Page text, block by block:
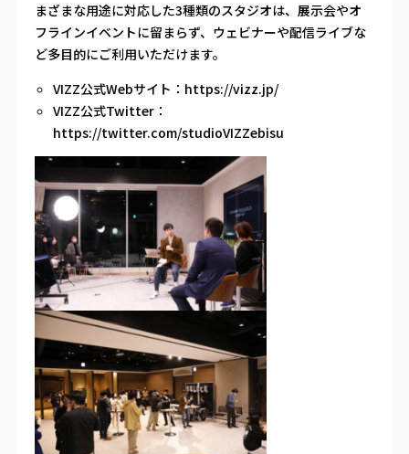
まざまな用途に対応した3種類のスタジオは、展示会やオ
フラインイベントに留まらず、ウェビナーや配信ライブな
ど多目的にご利用いただけます。
VIZZ公式Webサイト： https://vizz.jp/
VIZZ公式Twitter：
https://twitter.com/studioVIZZebisu